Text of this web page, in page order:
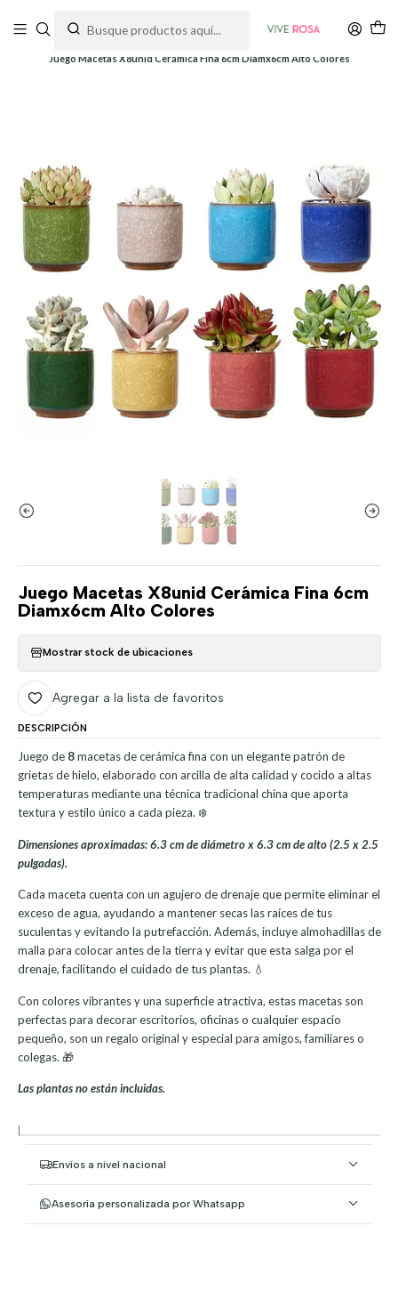
Juego Macetas X8unid Cerámica Fina 6cm Diamx6cm Alto Colores
Juego Macetas X8unid Cerámica Fina 6cm
Diamx6cm Alto Colores
Mostrar stock de ubicaciones
Agregar a la lista de favoritos
DESCRIPCIÓN
Juego de8macetas de cerámica fina con un elegante patrón de
grietas de hielo, elaborado con arcilla de alta calidad y cocido a altas
temperaturas mediante una técnica tradicional china que aporta
textura y estilo único a cada pieza. ❄️
Dimensiones aproximadas: 6.3 cm de diámetro x 6.3 cm de alto (2.5 x 2.5
pulgadas).
Cada maceta cuenta con un agujero de drenaje que permite eliminar el
exceso de agua, ayudando a mantener secas las raíces de tus
suculentas y evitando la putrefacción. Además, incluye almohadillas de
malla para colocar antes de la tierra y evitar que esta salga por el
drenaje, facilitando el cuidado de tus plantas. 💧
Con colores vibrantes y una superficie atractiva, estas macetas son
perfectas para decorar escritorios, oficinas o cualquier espacio
pequeño, son un regalo original y especial para amigos, familiares o
colegas. 🎁
Las plantas no están incluidas.
|
Envíos a nivel nacional
Asesoría personalizada por Whatsapp